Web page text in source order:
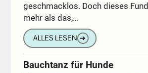
geschmacklos. Doch dieses
mehr als das,…
ALLES LESEN ➔
Bauchtanz für Hunde